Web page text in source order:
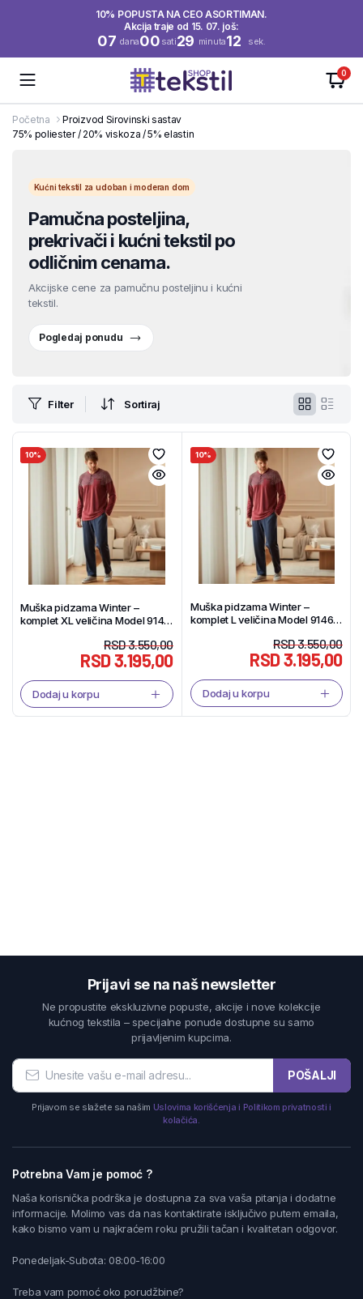
10% POPUSTA NA CEO ASORTIMAN.
Akcija traje od 15. 07. još:
07 dana00 sati29 minuta11 sek.
0
Početna
Proizvod Sirovinski sastav
75% poliester / 20% viskoza / 5% elastin
Kućni tekstil za udoban i moderan dom
Pamučna posteljina,
prekrivači i kućni tekstil po
odličnim cenama.
Akcijske cene za pamučnu posteljinu i kućni
tekstil.
Pogledaj ponudu
Filter Sortiraj
10%
Muška pidzama Winter –
komplet XL veličina Model 9146
RSD3.550,00
RSD3.195,00
Dodaj u korpu
10%
Muška pidzama Winter –
komplet L veličina Model 9146 –
RSD3.550,00
RSD3.195,00
Dodaj u korpu
Prijavi se na naš newsletter
Ne propustite ekskluzivne popuste, akcije i nove kolekcije
kućnog tekstila – specijalne ponude dostupne su samo
prijavljenim kupcima.
POŠALJI
Prijavom se slažete sa našim Uslovima korišćenja i Politikom privatnosti i
kolačića.
Potrebna Vam je pomoć ?
Naša korisnička podrška je dostupna za sva vaša pitanja i dodatne
informacije. Molimo vas da nas kontaktirate isključivo putem emaila,
kako bismo vam u najkraćem roku pružili tačan i kvalitetan odgovor.
Ponedeljak-Subota: 08:00-16:00
Treba vam pomoć oko porudžbine?